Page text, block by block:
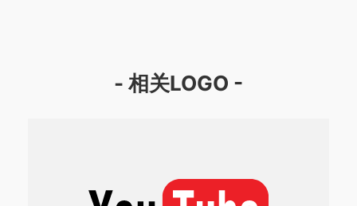
- 相关LOGO -